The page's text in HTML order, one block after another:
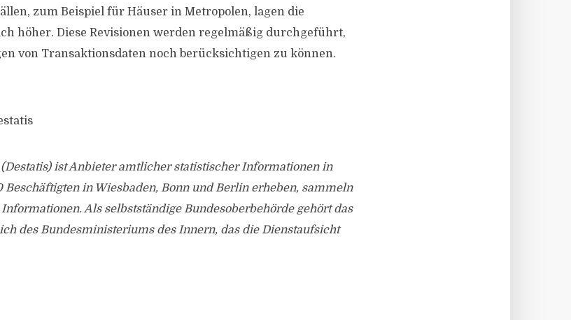
zum Beispiel für Häuser in Metropolen, lagen die
höher. Diese Revisionen werden regelmäßig durchgeführt,
von Transaktionsdaten noch berücksichtigen zu können.
ist Anbieter amtlicher statistischer Informationen in
Beschäftigten in Wiesbaden, Bonn und Berlin erheben, sammeln
Als selbstständige Bundesoberbehörde gehört das
des Bundesministeriums des Innern, das die Dienstaufsicht